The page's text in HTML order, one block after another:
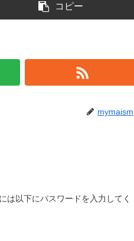
コピー
mymaism
は以下にパスワードを入力してく